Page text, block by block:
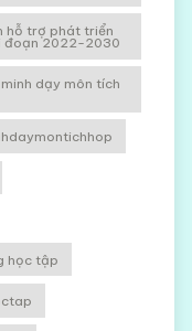
hỗ trợ phát triển
đoạn 2022-2030
dạy môn tích
học tập